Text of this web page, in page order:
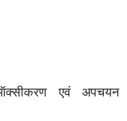
ऑक्सीकरण एवं अपचयन